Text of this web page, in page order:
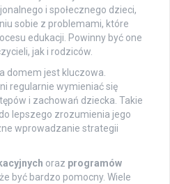
i społecznego dzieci,
sobie z problemami, które
edukacji. Powinny być one
jak i rodziców.
domem jest kluczowa.
regularnie wymieniać się
i zachowań dziecka. Takie
lepszego zrozumienia jego
wprowadzanie strategii
oraz programów
być bardzo pomocny. Wiele